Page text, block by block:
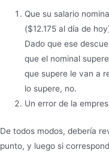
Que su salario
($12.175 al día de
Dado que ese
que el nominal
que supere le van a
lo supere, no.
Un error de la
De todos modos, debería
punto, y luego si